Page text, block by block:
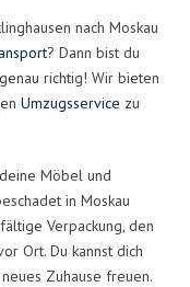
nach Moskau
? Dann bist du
richtig! Wir bieten
Umzugsservice zu
Möbel und
in Moskau
Verpackung, den
Ort. Du kannst dich
Zuhause freuen.